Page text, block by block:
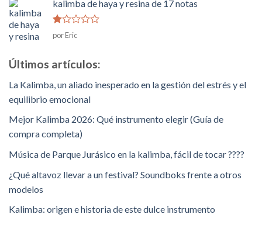
kalimba de haya y resina de 17 notas
Rated
1
5
por Eric
Últimos artículos:
La Kalimba, un aliado inesperado en la gestión del estrés y el
equilibrio emocional
Mejor Kalimba 2026: Qué instrumento elegir (Guía de
compra completa)
Música de Parque Jurásico en la kalimba, fácil de tocar ????
¿Qué altavoz llevar a un festival? Soundboks frente a otros
modelos
Kalimba: origen e historia de este dulce instrumento